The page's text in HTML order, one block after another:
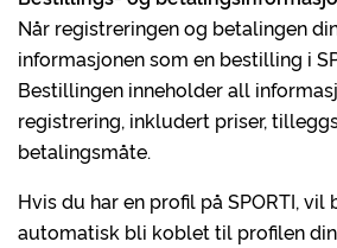
Når registreringen og betalingen
informasjonen som en bestilling i
Bestillingen inneholder all
registrering, inkludert priser,
betalingsmåte.
Hvis du har en profil på SPORTI,
automatisk bli koblet til profilen